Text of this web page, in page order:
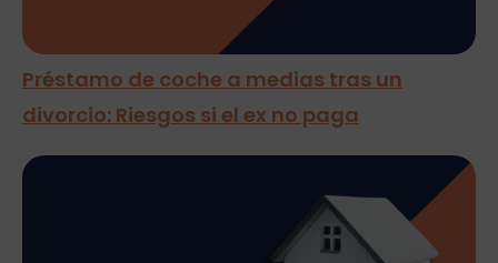
Préstamo de coche a medias tras un
divorcio: Riesgos si el ex no paga